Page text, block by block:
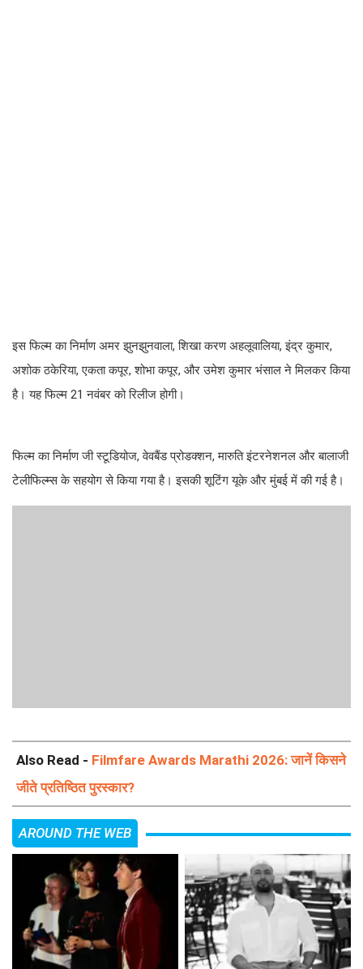
इस फिल्म का निर्माण अमर झुनझुनवाला, शिखा करण अहलूवालिया, इंद्र कुमार,
अशोक ठकेरिया, एकता कपूर, शोभा कपूर, और उमेश कुमार भंसाल ने मिलकर किया
है। यह फिल्म 21 नवंबर को रिलीज होगी।
फिल्म का निर्माण जी स्टूडियोज, वेवबैंड प्रोडक्शन, मारुति इंटरनेशनल और बालाजी
टेलीफिल्म्स के सहयोग से किया गया है। इसकी शूटिंग यूके और मुंबई में की गई है।
Also Read - Filmfare Awards Marathi 2026: जानें किसने
जीते प्रतिष्ठित पुरस्कार?
AROUND THE WEB